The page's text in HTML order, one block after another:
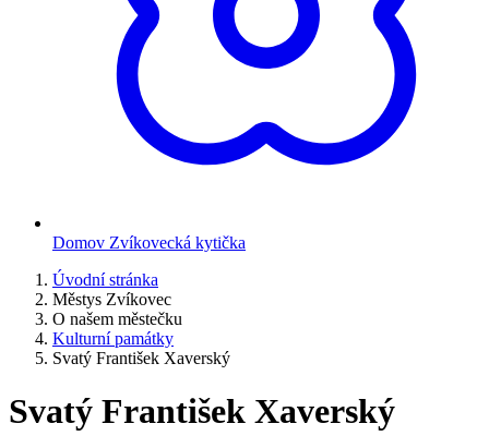
Domov Zvíkovecká kytička
Úvodní stránka
Městys Zvíkovec
O našem městečku
Kulturní památky
Svatý František Xaverský
Svatý František Xaverský